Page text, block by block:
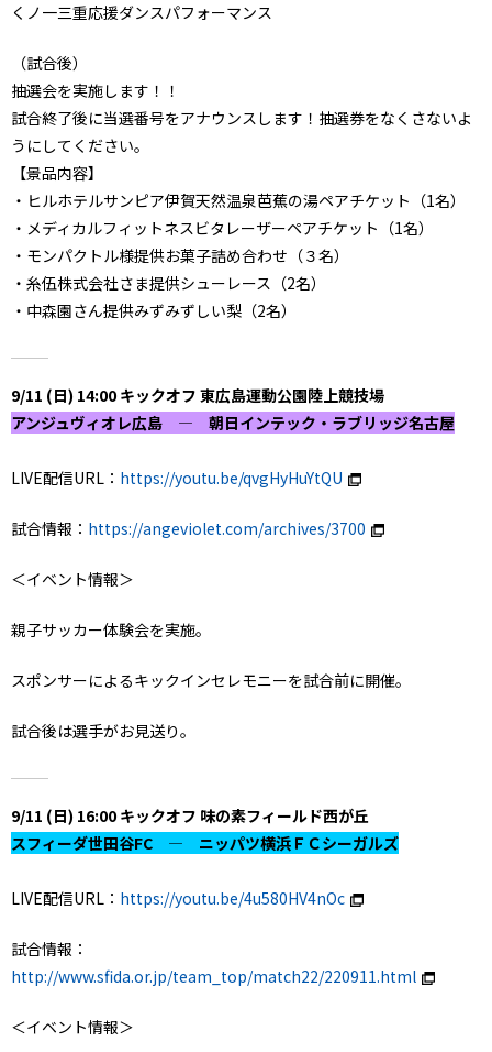
くノ一三重応援ダンスパフォーマンス
（試合後）
抽選会を実施します！！
試合終了後に当選番号をアナウンスします！抽選券をなくさないよ
うにしてください。
【景品内容】
・ヒルホテルサンピア伊賀天然温泉芭蕉の湯ペアチケット（1名）
・メディカルフィットネスビタレーザーペアチケット（1名）
・モンパクトル様提供お菓子詰め合わせ（３名）
・糸伍株式会社さま提供シューレース（2名）
・中森園さん提供みずみずしい梨（2名）
9/11 (日) 14:00 キックオフ 東広島運動公園陸上競技場
アンジュヴィオレ広島 ― 朝日インテック・ラブリッジ名古屋
LIVE配信URL： https://youtu.be/qvgHyHuYtQU
試合情報： https://angeviolet.com/archives/3700
＜イベント情報＞
親子サッカー体験会を実施。
スポンサーによるキックインセレモニーを試合前に開催。
試合後は選手がお見送り。
9/11 (日) 16:00 キックオフ 味の素フィールド西が丘
スフィーダ世田谷FC ― ニッパツ横浜ＦＣシーガルズ
LIVE配信URL： https://youtu.be/4u580HV4nOc
試合情報：
http://www.sfida.or.jp/team_top/match22/220911.html
＜イベント情報＞